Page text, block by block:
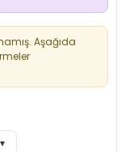
Aşağıda
▼